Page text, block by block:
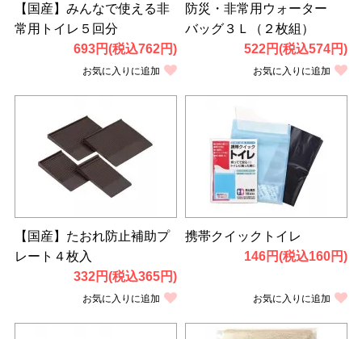
【国産】みんなで使える非
常用トイレ５回分
693円(税込762円)
お気に入りに追加
防災・非常用ウォーター
バッグ３Ｌ（２枚組）
522円(税込574円)
お気に入りに追加
【国産】たおれ防止補助プ
レート４枚入
332円(税込365円)
お気に入りに追加
携帯クイックトイレ
146円(税込160円)
お気に入りに追加